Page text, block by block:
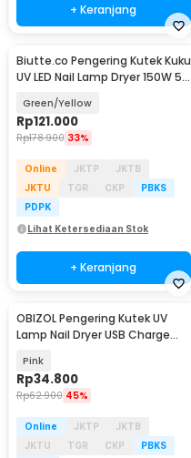
+ Keranjang
Biutte.co Pengering Kutek Kuku
UV LED Nail Lamp Dryer 150W 57
Green/Yellow
Rp121.000
Rp178.900 33%
Online JKTP
JKTB
JKTU
TGR CKP
PBKS
PDPK
Lihat Ketersediaan Stok
+ Keranjang
OBIZOL Pengering Kutek UV
Lamp Nail Dryer USB Charge
Pink
Rp34.800
Rp62.900 45%
Online JKTP
JKTB
JKTU
TGR CKP
PBKS